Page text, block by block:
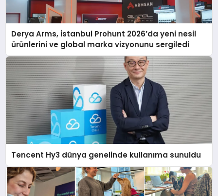
Derya Arms, İstanbul Prohunt 2026’da yeni nesil
ürünlerini ve global marka vizyonunu sergiledi
Tencent Hy3 dünya genelinde kullanıma sunuldu